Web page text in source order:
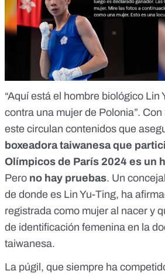
“Aquí está el hombre biológico Lin
contra una mujer de Polonia”.
este circulan contenidos que
boxeadora taiwanesa que
Olímpicos de París 2024 es un
Pero no hay pruebas. Un
de donde es Lin Yu-Ting, ha
registrada como mujer al nacer y
de identificación femenina en la
taiwanesa.
La púgil, que siempre ha